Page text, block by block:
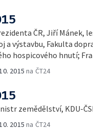
ČR, Jiří Mánek,
a výstavbu, Fakulta
hospicového hnutí;
2015 na ČT24
zemědělství, KDU-
2015 na ČT24